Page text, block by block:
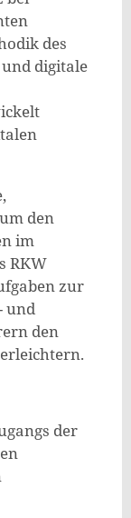
des
und digitale
den
im
RKW
zur
und
den
der